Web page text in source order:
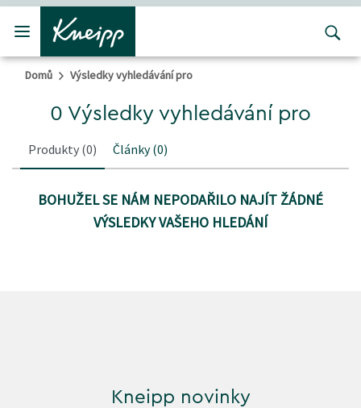
Přejít na hlavní obsah
Přejít na obsah patičky
Domů Výsledky vyhledávání pro
0 Výsledky vyhledávání pro
Produkty (0) Články(0)
BOHUŽEL SE NÁM NEPODAŘILO NAJÍT ŽÁDNÉ
VÝSLEDKY VAŠEHO HLEDÁNÍ
Kneipp novinky